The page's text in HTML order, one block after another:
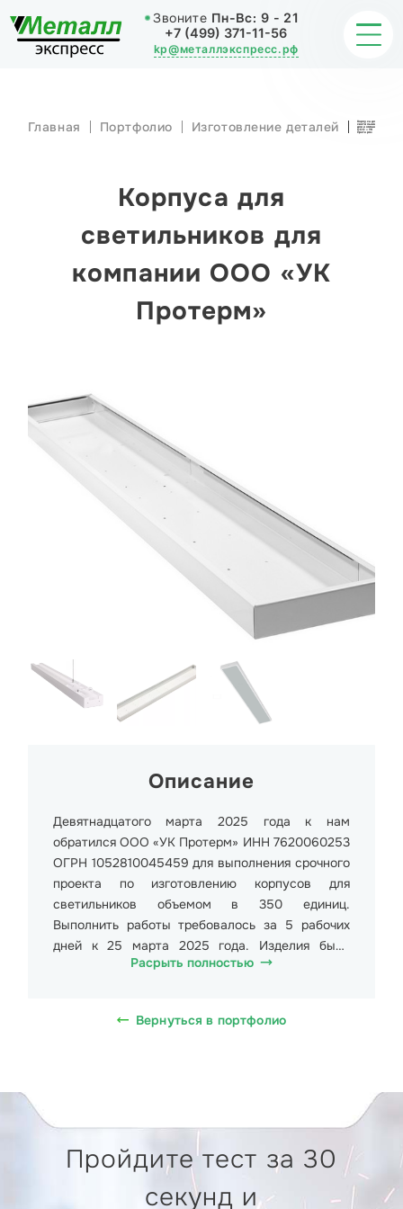
Звоните Пн-Вс: 9 - 21
+7 (499) 371-11-56
kp@металлэкспресс.рф
ОБРАБОТКА МЕТАЛЛА
ИЗДЕЛИЯ
НАШИ РАБОТЫ
СТАТЬИ
О КОМПАНИИ
Главная Портфолио Изготовление деталей Корпуса для
светильников
для компании
ООО «УК
Протерм»
Корпуса для
светильников для
компании ООО «УК
Протерм»
Описание
Девятнадцатого марта 2025 года к нам
обратился ООО «УК Протерм» ИНН 7620060253
ОГРН 1052810045459 для выполнения срочного
проекта по изготовлению корпусов для
светильников объемом в 350 единиц.
Выполнить работы требовалось за 5 рабочих
дней к 25 марта 2025 года. Изделия были
размером 53х12х7 см. Общий вес партии
рублей 00 копеек), в т.ч. НДС 20% 137,67 руб.
Для изготовления изделий применялся
фрезерный станок с ЧПУ DeKart 1617. Мощность
режущей части: Шпиндель 3,2КВт. Рабочее
поле: X=1600//Y=1600//Z=300мм. Габариты:
Расрыть полностью
Вернуться в портфолио
Пройдите тест за 30
секунд и